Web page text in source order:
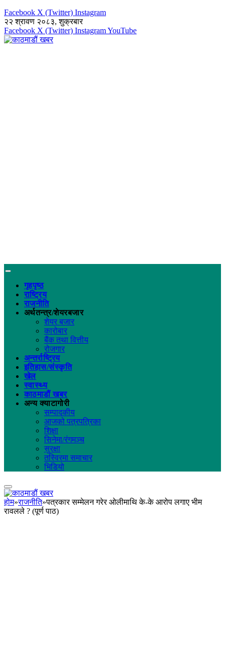
Facebook X (Twitter) Instagram
२२ श्रावण २०८३, शुक्रबार
Facebook X (Twitter) InstagramYouTube
गृहपृष्ठ
राष्ट्रिय
राजनीति
अर्थतन्त्र/शेयरबजार
शेयर बजार
कारोबार
बैंक तथा वित्तीय
रोजगार
अन्तर्राष्ट्रिय
इतिहास/संस्कृति
खेल
स्वास्थ्य
काठमाडौं खबर
अन्य क्याटागोरी
सम्पादकीय
आजको पत्रपत्रिका
शिक्षा
सिनेमा/रंगमञ्च
सुरक्षा
तस्विरमा समाचार
भिडियो
होम»राजनीति»पत्रकार सम्मेलन गरेर ओलीमाथि के-के आरोप लगाए भीम
रावलले ? (पूर्ण पाठ)